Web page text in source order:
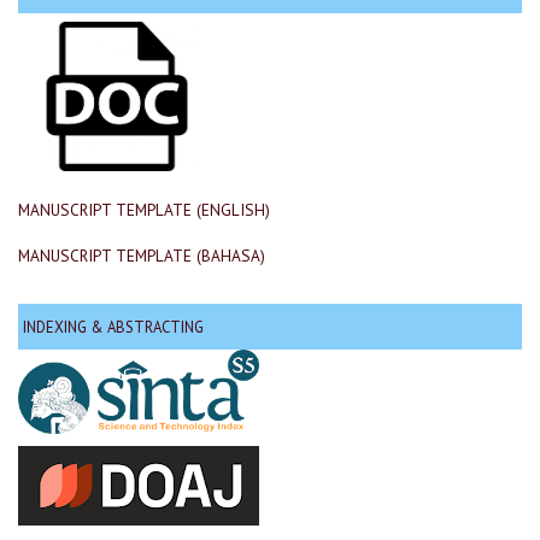
MANUSCRIPT TEMPLATE (ENGLISH)
MANUSCRIPT TEMPLATE (BAHASA)
INDEXING & ABSTRACTING